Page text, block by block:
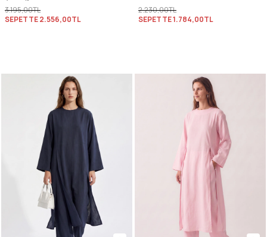
3.195,00TL
SEPETTE2.556,00TL
2.230,00TL
SEPETTE1.784,00TL